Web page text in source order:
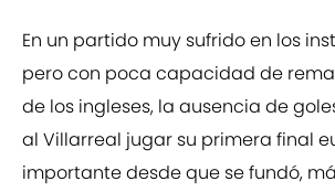
En un partido muy sufrido en los
pero con poca capacidad de
de los ingleses, la ausencia de
al Villarreal jugar su primera final
importante desde que se fundó,